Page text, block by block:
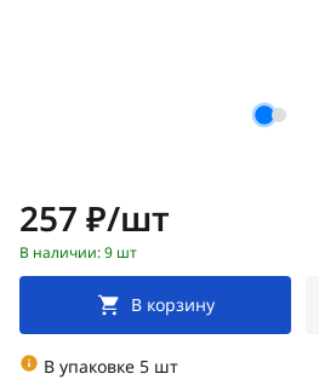
Цена:
257 ₽/шт
В наличии: 9 шт
В корзину
В упаковке 5 шт